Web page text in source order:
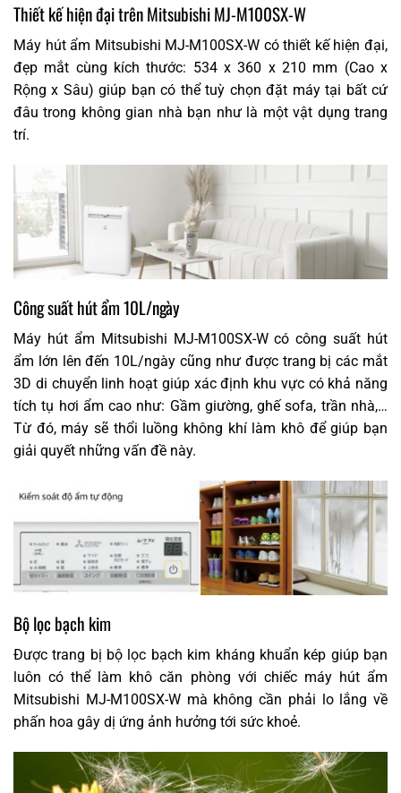
Thiết kế hiện đại trên Mitsubishi MJ-M100SX-W
Máy hút ẩm Mitsubishi MJ-M100SX-W có thiết kế hiện đại,
đẹp mắt cùng kích thước: 534 x 360 x 210 mm (Cao x
Rộng x Sâu) giúp bạn có thể tuỳ chọn đặt máy tại bất cứ
đâu trong không gian nhà bạn như là một vật dụng trang
trí.
Công suất hút ẩm 10L/ngày
Máy hút ẩm Mitsubishi MJ-M100SX-W có công suất hút
ẩm lớn lên đến 10L/ngày cũng như được trang bị các mắt
3D di chuyển linh hoạt giúp xác định khu vực có khả năng
tích tụ hơi ẩm cao như: Gầm giường, ghế sofa, trần nhà,…
Từ đó, máy sẽ thổi luồng không khí làm khô để giúp bạn
giải quyết những vấn đề này.
Bộ lọc bạch kim
Được trang bị bộ lọc bạch kim kháng khuẩn kép giúp bạn
luôn có thể làm khô căn phòng với chiếc máy hút ẩm
Mitsubishi MJ-M100SX-W mà không cần phải lo lắng về
phấn hoa gây dị ứng ảnh hưởng tới sức khoẻ.